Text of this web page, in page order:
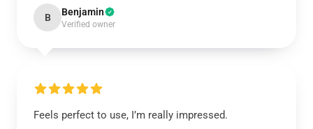
B Benjamin
Verified owner
Feels perfect to use, I’m really impressed.